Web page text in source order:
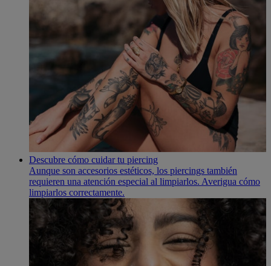
Descubre cómo cuidar tu piercing
Aunque son accesorios estéticos, los piercings también
requieren una atención especial al limpiarlos. Averigua cómo
limpiarlos correctamente.